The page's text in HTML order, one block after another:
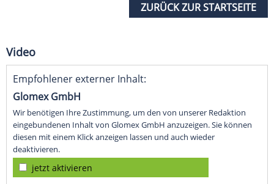
ZURÜCK ZUR STARTSEITE
Video
Empfohlener externer Inhalt:
Glomex GmbH
Wir benötigen Ihre Zustimmung, um den von unserer Redaktion
eingebundenen Inhalt von Glomex GmbH anzuzeigen. Sie können
diesen mit einem Klick anzeigen lassen und auch wieder
deaktivieren.
jetzt aktivieren